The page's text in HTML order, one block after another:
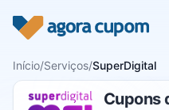
Início/Serviços/SuperDigital
Cupons